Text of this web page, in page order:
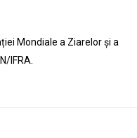
Mondiale a Ziarelor și a
IFRA.